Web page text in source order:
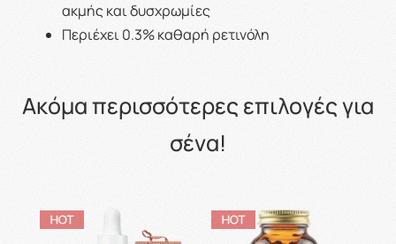
ακμής και δυσχρωμίες
Περιέχει 0.3% καθαρή ρετινόλη
Ακόμα περισσότερες επιλογές για
σένα!